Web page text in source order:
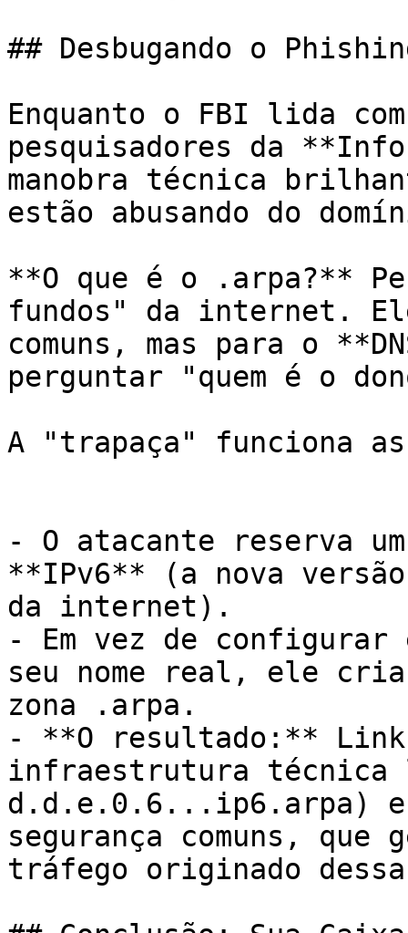
## Desbugando o
Enquanto o FBI lida
pesquisadores da
manobra técnica
estão abusando do
**O que é o .arpa?**
fundos" da internet.
comuns, mas para o
perguntar "quem é o
A "trapaça" funciona
- O atacante reserva
**IPv6** (a nova
da internet).
- Em vez de configurar
seu nome real, ele
zona .arpa.
- **O resultado:**
infraestrutura técnica
d.d.e.0.6...ip6.arpa)
segurança comuns, que
tráfego originado